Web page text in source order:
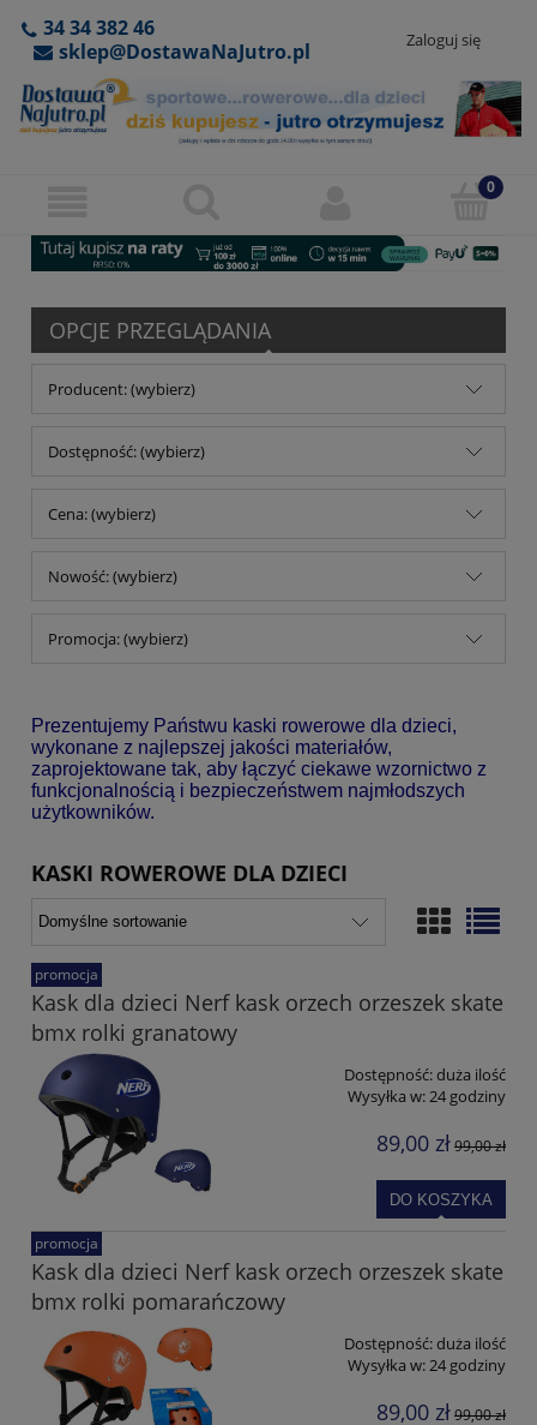
34 34 382 46
sklep@DostawaNaJutro.pl
Zaloguj się
OPCJE PRZEGLĄDANIA
Producent: (wybierz)
Dostępność: (wybierz)
Cena: (wybierz)
Nowość: (wybierz)
Promocja: (wybierz)
Prezentujemy Państwu kaski rowerowe dla dzieci,
wykonane z najlepszej jakości materiałów,
zaprojektowane tak, aby łączyć ciekawe wzornictwo z
funkcjonalnością i bezpieczeństwem najmłodszych
użytkowników.
KASKI ROWEROWE DLA DZIECI
Kask dla dzieci Nerf kask orzech orzeszek skate
bmx rolki granatowy
Dostępność:duża ilość
Wysyłka w:24 godziny
89,00 zł99,00 zł
DO KOSZYKA
promocja
Kask dla dzieci Nerf kask orzech orzeszek skate
bmx rolki pomarańczowy
Dostępność:duża ilość
Wysyłka w:24 godziny
89,00 zł99,00 zł
promocja